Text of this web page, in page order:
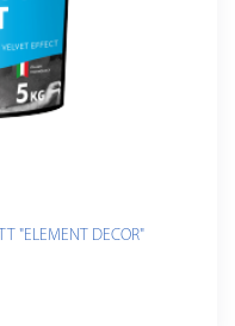
"ELEMENT DECOR"